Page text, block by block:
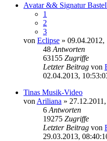
Avatar && Signatur
1
2
3
von Eclipse » 09.04.2012,
48 Antworten
63155 Zugriffe
Letzter Beitrag von
02.04.2013,
Tinas Musik-Video
von Ariliana »
6 Antworten
19275 Zugriffe
Letzter Beitrag von
29.03.2013,